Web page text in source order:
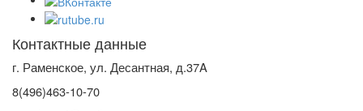
Контактные данные
г. Раменское, ул. Десантная, д.37A
8(496)463-10-70